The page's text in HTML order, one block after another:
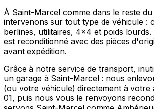
À Saint-Marcel comme dans le reste
intervenons sur tout type de véhicule :
berlines, utilitaires, 4x4 et poids lourds.
est reconditionné avec des pièces
avant expédition.
Grâce à notre service de transport,
un garage à Saint-Marcel : nous
(ou votre véhicule) directement à votre
01, puis nous vous le renvoyons